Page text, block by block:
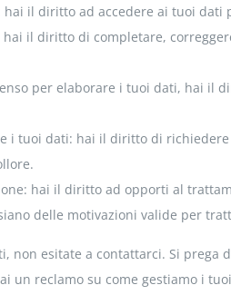
hai il diritto ad accedere ai tuoi dati
il diritto di completare,
per elaborare i tuoi dati, hai il
i tuoi dati: hai il diritto di
hai il diritto ad opporti al
delle motivazioni valide per
non esitate a contattarci. Si
un reclamo su come gestiamo i